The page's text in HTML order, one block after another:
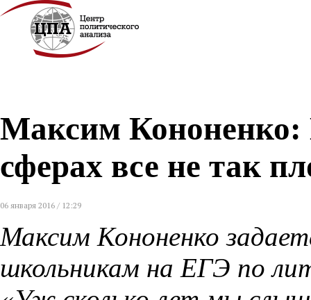
Максим Кононенко:
сферах все не так
06 января 2016 / 12:29
Максим Кононенко
школьникам на ЕГЭ по